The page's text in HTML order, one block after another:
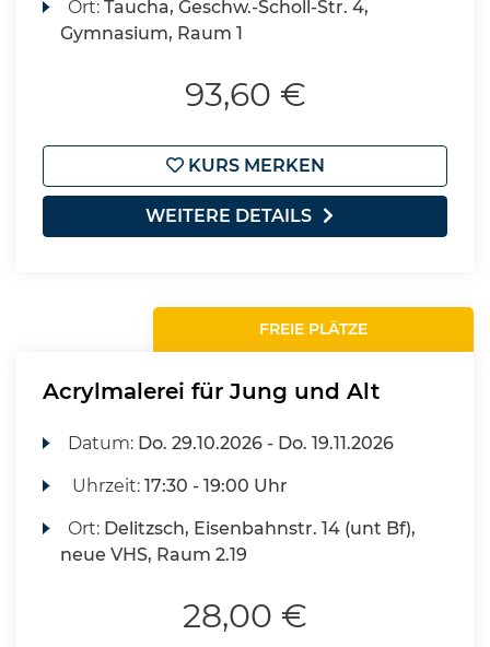
Ort:Taucha, Geschw.-Scholl-Str. 4,
Gymnasium, Raum 1
93,60 €
KURS MERKEN
WEITERE DETAILS
FREIE PLÄTZE
Acrylmalerei für Jung und Alt
Datum: Do. 29.10.2026 - Do. 19.11.2026
Uhrzeit:17:30 - 19:00 Uhr
Ort: Delitzsch, Eisenbahnstr. 14 (unt Bf),
neue VHS, Raum 2.19
28,00 €